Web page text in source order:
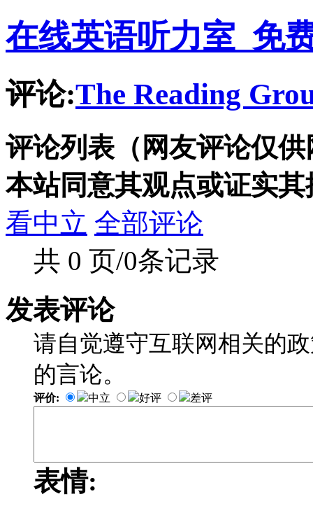
在线英语听力室_免
评论:The Reading
评论列表（网友评论仅
本站同意其观点或证实其
看中立 全部评论
共 0 页/0条记录
发表评论
请自觉遵守互联网相关的
的言论。
评价: 中立 好评 差评
表情: